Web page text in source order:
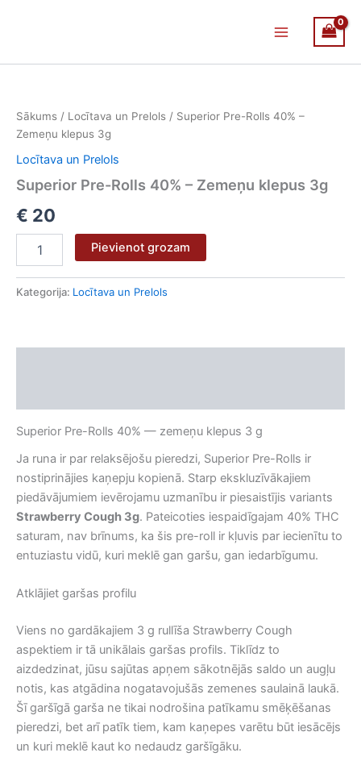
Menu
Sākums / Locītava un Prelols / Superior Pre-Rolls 40% –
Zemeņu klepus 3g
Locītava un Prelols
Superior Pre-Rolls 40% – Zemeņu klepus 3g
€ 20
40%
-
Zemeņu
klepus
3g
Pievienot grozam
Kategorija: Locītava un Prelols
Superior Pre-Rolls 40% — zemeņu klepus 3 g
Ja runa ir par relaksējošu pieredzi, Superior Pre-Rolls ir
nostiprinājies kaņepju kopienā. Starp ekskluzīvākajiem
piedāvājumiem ievērojamu uzmanību ir piesaistījis variants
Strawberry Cough 3g. Pateicoties iespaidīgajam 40% THC
saturam, nav brīnums, ka šis pre-roll ir kļuvis par iecienītu to
entuziastu vidū, kuri meklē gan garšu, gan iedarbīgumu.
Atklājiet garšas profilu
Viens no gardākajiem 3 g rullīša Strawberry Cough
aspektiem ir tā unikālais garšas profils. Tiklīdz to
aizdedzinat, jūsu sajūtas apņem sākotnējās saldo un augļu
notis, kas atgādina nogatavojušās zemenes saulainā laukā.
Šī garšīgā garša ne tikai nodrošina patīkamu smēķēšanas
pieredzi, bet arī patīk tiem, kam kaņepes varētu būt iesācējs
un kuri meklē kaut ko nedaudz garšīgāku.